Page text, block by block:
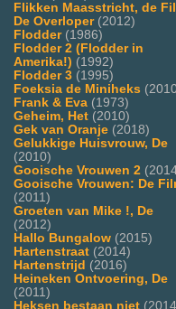
Flikken Maasstricht, de
De Overloper(2012)
Flodder(1986)
Flodder 2 (Flodder in
Amerika!) (1992)
Flodder 3 (1995)
Foeksia de Miniheks
Frank & Eva (1973)
Geheim, Het (2010)
Gek van Oranje (2018)
Gelukkige Huisvrouw, De
(2010)
Gooische Vrouwen 2
Gooische Vrouwen: De
(2011)
Groeten van Mike !, De
(2012)
Hallo Bungalow (2015)
Hartenstraat (2014)
Hartenstrijd (2016)
Heineken Ontvoering, De
(2011)
Heksen bestaan niet